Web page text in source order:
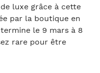
luxe grâce à cette
par la boutique en
le 9 mars à 8
rare pour être